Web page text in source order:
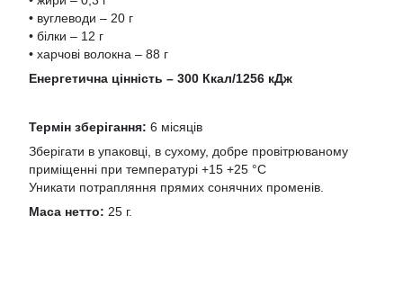
• вуглеводи – 20 г
• білки – 12 г
• харчові волокна – 88 г
Енергетична цінність – 300 Ккал/1256 кДж
Термін зберігання: 6 місяців
Зберігати в упаковці, в сухому, добре провітрюваному
приміщенні при температурі +15 +25 °С
Уникати потрапляння прямих сонячних променів.
Маса нетто: 25 г.